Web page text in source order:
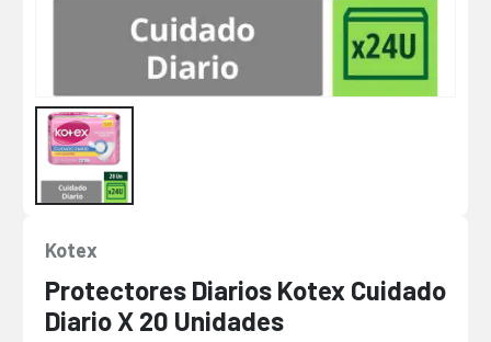
Kotex
Protectores Diarios Kotex Cuidado
Diario X 20 Unidades